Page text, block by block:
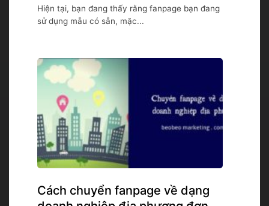
Hiện tại, bạn đang thấy rằng fanpage bạn đang
sử dụng mẫu có sẵn, mặc...
Cách chuyển fanpage về dạng